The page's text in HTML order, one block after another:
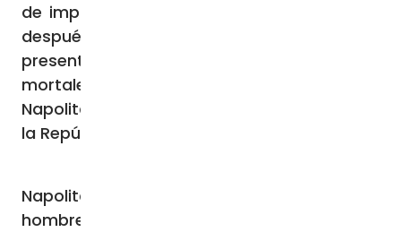
de imprevisibilidad, pues el papa Francisco
después del Ángelus dominical fue a
presentar sus condolencias ante los restos
mortales del ex presidente Giorgio
Napolitano que se velaban en el Senado de
la República Italiana.
Napolitano, fallecido a los 98 años, fue un
hombre de diálogo, dio un gran servicio al